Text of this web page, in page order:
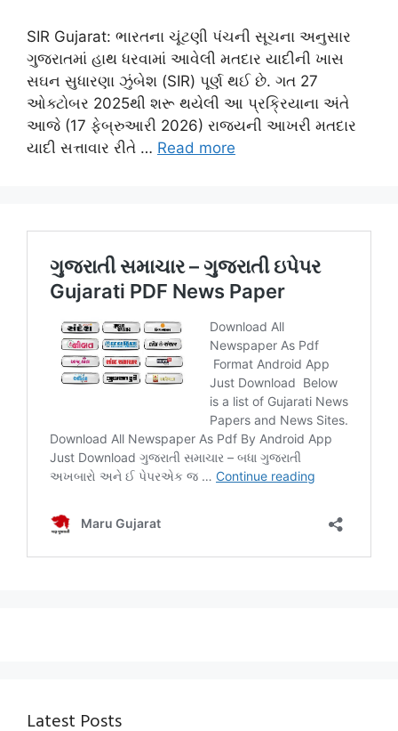
SIR Gujarat: ભારતના ચૂંટણી પંચની સૂચના અનુસાર
ગુજરાતમાં હાથ ધરવામાં આવેલી મતદાર યાદીની ખાસ
સઘન સુધારણા ઝુંબેશ (SIR) પૂર્ણ થઈ છે. ગત 27
ઓક્ટોબર 2025થી શરૂ થયેલી આ પ્રક્રિયાના અંતે
આજે (17 ફેબ્રુઆરી 2026) રાજ્યની આખરી મતદાર
યાદી સત્તાવાર રીતે … Read more
Latest Posts